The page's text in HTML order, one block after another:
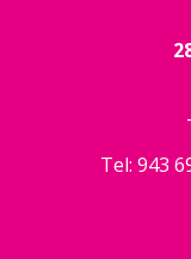
Tel: 943